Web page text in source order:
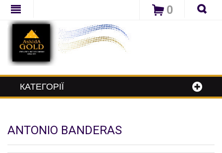
0
КАТЕГОРІЇ
ANTONIO BANDERAS